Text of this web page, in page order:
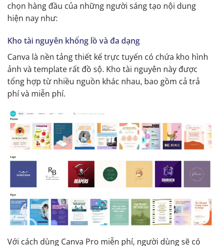
chọn hàng đầu của những người sáng tạo nội dung
hiện nay như:
Kho tài nguyên khổng lồ và đa dạng
Canva là nền tảng thiết kế trực tuyến có chứa kho hình
ảnh và template rất đồ sộ. Kho tài nguyên này được
tổng hợp từ nhiều nguồn khác nhau, bao gồm cả trả
phí và miễn phí.
Với cách dùng Canva Pro miễn phí, người dùng sẽ có